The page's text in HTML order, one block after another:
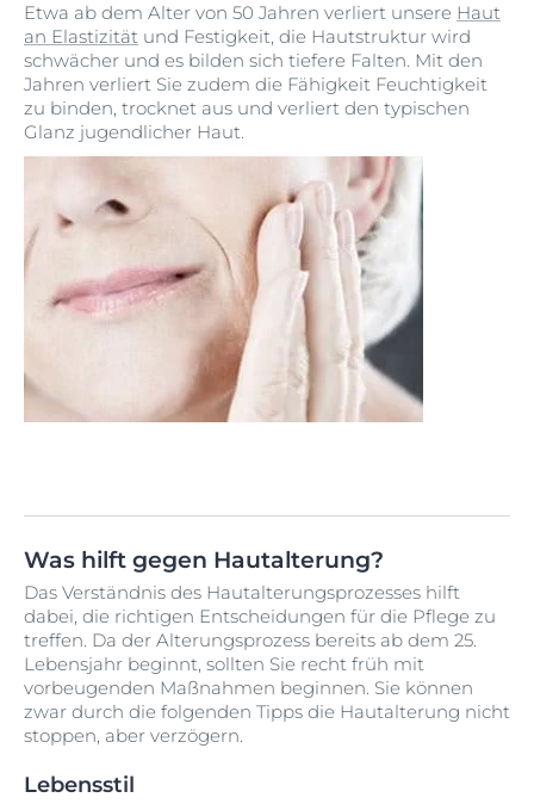
Etwa ab dem Alter von 50 Jahren verliert unsere Haut
an Elastizität und Festigkeit, die Hautstruktur wird
schwächer und es bilden sich tiefere Falten. Mit den
Jahren verliert Sie zudem die Fähigkeit Feuchtigkeit
zu binden, trocknet aus und verliert den typischen
Glanz jugendlicher Haut.
Was hilft gegen Hautalterung?
Das Verständnis des Hautalterungsprozesses hilft
dabei, die richtigen Entscheidungen für die Pflege zu
treffen. Da der Alterungsprozess bereits ab dem 25.
Lebensjahr beginnt, sollten Sie recht früh mit
vorbeugenden Maßnahmen beginnen. Sie können
zwar durch die folgenden Tipps die Hautalterung nicht
stoppen, aber verzögern.
Lebensstil